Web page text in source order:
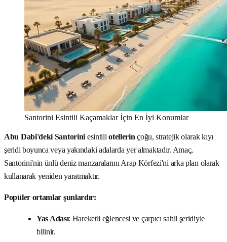
Santorini Esintili Kaçamaklar İçin En İyi Konumlar
Abu Dabi'deki Santorini esintiliotellerin çoğu, stratejik olarak kıyı
şeridi boyunca veya yakındaki adalarda yer almaktadır. Amaç,
Santorini'nin ünlü deniz manzaralarını Arap Körfezi'ni arka plan olarak
kullanarak yeniden yaratmaktır.
Popüler ortamlar şunlardır:
Yas Adası: Hareketli eğlencesi ve çarpıcı sahil şeridiyle
bilinir.